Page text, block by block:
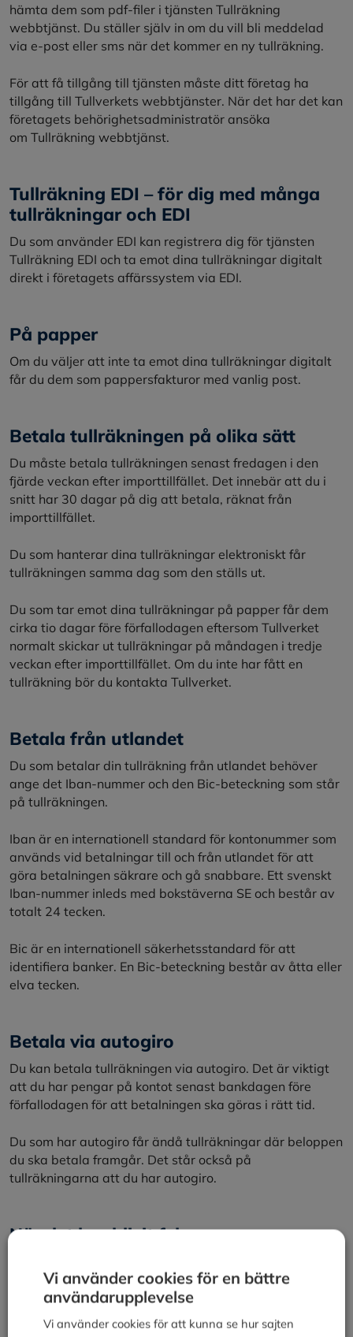
hämta dem som pdf-filer i tjänsten Tullräkning
webbtjänst. Du ställer själv in om du vill bli meddelad
via e-post eller sms när det kommer en ny tullräkning.
För att få tillgång till tjänsten måste ditt företag ha
tillgång till Tullverkets webbtjänster. När det har det kan
företagets behörighetsadministratör ansöka
om Tullräkning webbtjänst.
Tullräkning EDI – för dig med många
tullräkningar och EDI
Du som använder EDI kan registrera dig för tjänsten
Tullräkning EDI och ta emot dina tullräkningar digitalt
direkt i företagets affärssystem via EDI.
På papper
Om du väljer att inte ta emot dina tullräkningar digitalt
får du dem som pappersfakturor med vanlig post.
Betala tullräkningen på olika sätt
Du måste betala tullräkningen senast fredagen i den
fjärde veckan efter importtillfället. Det innebär att du i
snitt har 30 dagar på dig att betala, räknat från
importtillfället.
Du som hanterar dina tullräkningar elektroniskt får
tullräkningen samma dag som den ställs ut.
Du som tar emot dina tullräkningar på papper får dem
cirka tio dagar före förfallodagen eftersom Tullverket
normalt skickar ut tullräkningar på måndagen i tredje
veckan efter importtillfället. Om du inte har fått en
tullräkning bör du kontakta Tullverket.
Betala från utlandet
Du som betalar din tullräkning från utlandet behöver
ange det Iban-nummer och den Bic-beteckning som står
på tullräkningen.
Iban är en internationell standard för kontonummer som
används vid betalningar till och från utlandet för att
göra betalningen säkrare och gå snabbare. Ett svenskt
Iban-nummer inleds med bokstäverna SE och består av
totalt 24 tecken.
Bic är en internationell säkerhetsstandard för att
identifiera banker. En Bic-beteckning består av åtta eller
elva tecken.
Betala via autogiro
Du kan betala tullräkningen via autogiro. Det är viktigt
att du har pengar på kontot senast bankdagen före
förfallodagen för att betalningen ska göras i rätt tid.
Du som har autogiro får ändå tullräkningar där beloppen
du ska betala framgår. Det står också på
tullräkningarna att du har autogiro.
När det har blivit fel
kan du begära att Tullverket ändrar sitt beslut om tull
och andra skatter och avgifter.
Vi använder cookies för en bättre
användarupplevelse
Vi använder cookies för att kunna se hur sajten